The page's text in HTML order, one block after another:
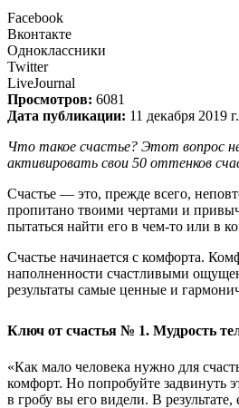
Facebook
Вконтакте
Одноклассники
Twitter
LiveJournal
Просмотров: 6081
Дата публикации: 11 декабря 2019 г.
Что такое счастье? Этот вопрос
активировать свои 50 оттенков
Счастье — это, прежде всего,
пропитано твоими чертами и
пытаться найти его в чем-то или в
Счастье начинается с комфорта.
наполненности счастливыми
результаты самые ценные и
Ключ от счастья № 1. Мудрость
«Как мало человека нужно для
комфорт. Но попробуйте задвинуть
в гробу вы его видели. В